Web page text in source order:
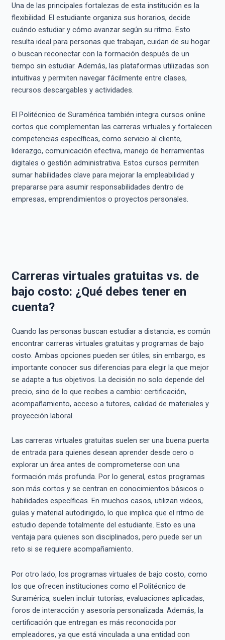
Una de las principales fortalezas de esta institución es la
flexibilidad. El estudiante organiza sus horarios, decide
cuándo estudiar y cómo avanzar según su ritmo. Esto
resulta ideal para personas que trabajan, cuidan de su hogar
o buscan reconectar con la formación después de un
tiempo sin estudiar. Además, las plataformas utilizadas son
intuitivas y permiten navegar fácilmente entre clases,
recursos descargables y actividades.
El Politécnico de Suramérica también integra cursos online
cortos que complementan las carreras virtuales y fortalecen
competencias específicas, como servicio al cliente,
liderazgo, comunicación efectiva, manejo de herramientas
digitales o gestión administrativa. Estos cursos permiten
sumar habilidades clave para mejorar la empleabilidad y
prepararse para asumir responsabilidades dentro de
empresas, emprendimientos o proyectos personales.
Carreras virtuales gratuitas vs. de
bajo costo: ¿Qué debes tener en
cuenta?
Cuando las personas buscan estudiar a distancia, es común
encontrar carreras virtuales gratuitas y programas de bajo
costo. Ambas opciones pueden ser útiles; sin embargo, es
importante conocer sus diferencias para elegir la que mejor
se adapte a tus objetivos. La decisión no solo depende del
precio, sino de lo que recibes a cambio: certificación,
acompañamiento, acceso a tutores, calidad de materiales y
proyección laboral.
Las carreras virtuales gratuitas suelen ser una buena puerta
de entrada para quienes desean aprender desde cero o
explorar un área antes de comprometerse con una
formación más profunda. Por lo general, estos programas
son más cortos y se centran en conocimientos básicos o
habilidades específicas. En muchos casos, utilizan videos,
guías y material autodirigido, lo que implica que el ritmo de
estudio depende totalmente del estudiante. Esto es una
ventaja para quienes son disciplinados, pero puede ser un
reto si se requiere acompañamiento.
Por otro lado, los programas virtuales de bajo costo, como
los que ofrecen instituciones como el Politécnico de
Suramérica, suelen incluir tutorías, evaluaciones aplicadas,
foros de interacción y asesoría personalizada. Además, la
certificación que entregan es más reconocida por
empleadores, ya que está vinculada a una entidad con